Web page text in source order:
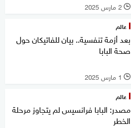
l 2 مارس 2025
عالم
بعد أزمة تنفسية.. بيان للفاتيكان حول
صحة البابا
l 1 مارس 2025
عالم
مصدر: البابا فرانسيس لم يتجاوز مرحلة
الخطر